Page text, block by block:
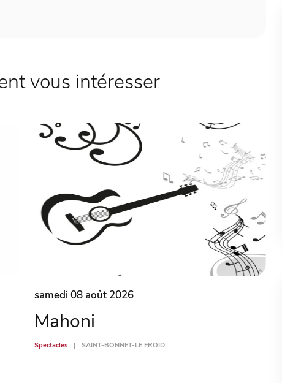
vous intéresser
samedi 08 août 2026
Mahoni
Spectacles SAINT-BONNET-LE FROID